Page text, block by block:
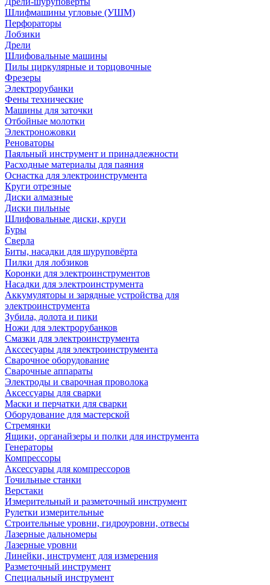
Шлифмашины угловые (УШМ)
Перфораторы
Лобзики
Дрели
Шлифовальные машины
Пилы циркулярные и торцовочные
Фрезеры
Электрорубанки
Фены технические
Машины для заточки
Отбойные молотки
Электроножовки
Реноваторы
Паяльный инструмент и принадлежности
Расходные материалы для паяния
Оснастка для электроинструмента
Круги отрезные
Диски алмазные
Диски пильные
Шлифовальные диски, круги
Буры
Сверла
Биты, насадки для шуруповёрта
Пилки для лобзиков
Коронки для электроинструментов
Насадки для электроинструмента
Аккумуляторы и зарядные устройства для
электроинструмента
Зубила, долота и пики
Ножи для электрорубанков
Смазки для электроинструмента
Акссесуары для электроинструмента
Сварочное оборудование
Сварочные аппараты
Электроды и сварочная проволока
Аксессуары для сварки
Маски и перчатки для сварки
Оборудование для мастерской
Стремянки
Ящики, органайзеры и полки для инструмента
Генераторы
Компрессоры
Аксессуары для компрессоров
Точильные станки
Верстаки
Измерительный и разметочный инструмент
Рулетки измерительные
Строительные уровни, гидроуровни, отвесы
Лазерные дальномеры
Лазерные уровни
Линейки, инструмент для измерения
Разметочный инструмент
Специальный инструмент